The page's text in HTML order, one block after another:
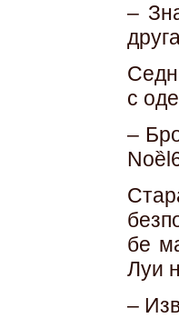
–
с
–
бе
Луи
–